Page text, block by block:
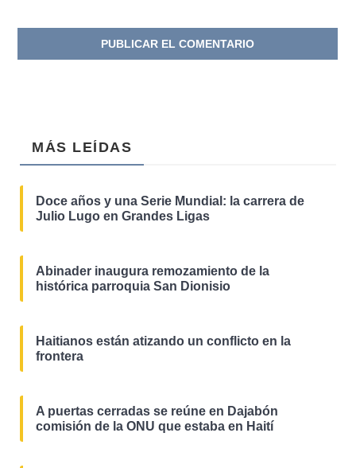
MÁS LEÍDAS
Doce años y una Serie Mundial: la carrera de
Julio Lugo en Grandes Ligas
Abinader inaugura remozamiento de la
histórica parroquia San Dionisio
Haitianos están atizando un conflicto en la
frontera
A puertas cerradas se reúne en Dajabón
comisión de la ONU que estaba en Haití